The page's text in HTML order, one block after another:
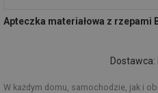
Apteczka materiałowa z rzepami
Dostawca:
W każdym domu, samochodzie, jak i